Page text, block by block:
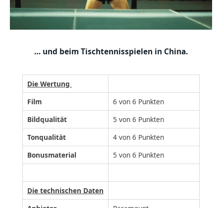
… und beim Tischtennisspielen in China.
Die Wertung
Film
6 von 6 Punkten
Bildqualität
5 von 6 Punkten
Tonqualität
4 von 6 Punkten
Bonusmaterial
5 von 6 Punkten
Die technischen Daten